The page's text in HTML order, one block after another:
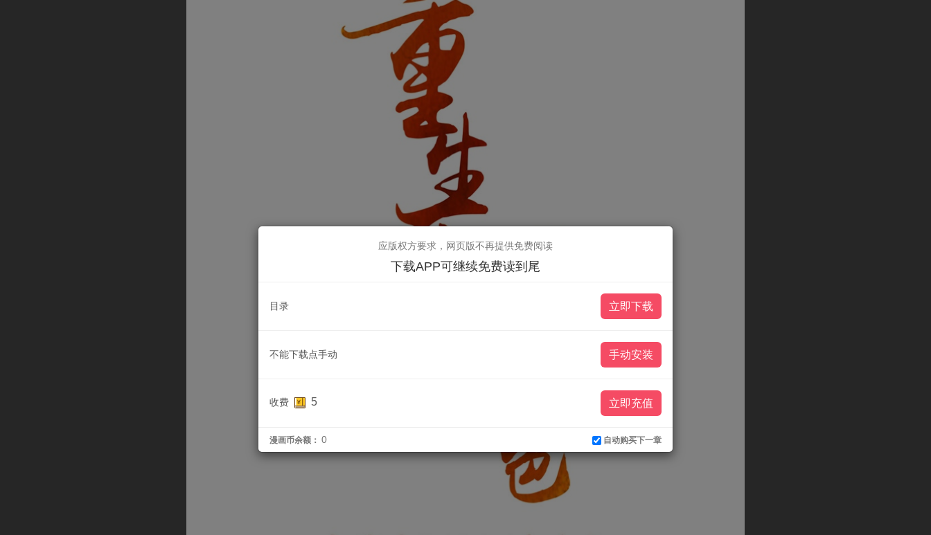
应版权方要求，网页版不再提供免费阅读
下载APP可继续免费读到尾
目录 立即下载
不能下载点手动 手动安装
收费 5 立即充值
漫画币余额： 0 自动购买下一章